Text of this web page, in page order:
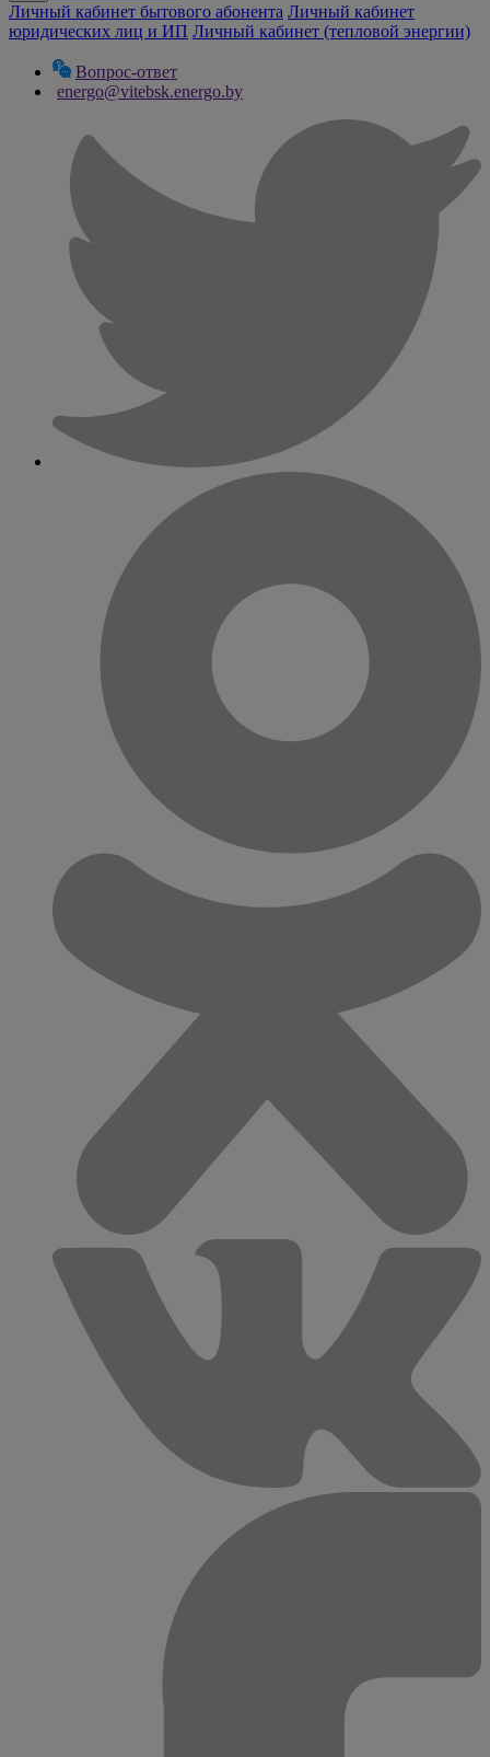
Личный кабинет бытового абонента Личный кабинет
юридических лиц и ИП Личный кабинет (тепловой энергии)
Вопрос-ответ
energo@vitebsk.energo.by